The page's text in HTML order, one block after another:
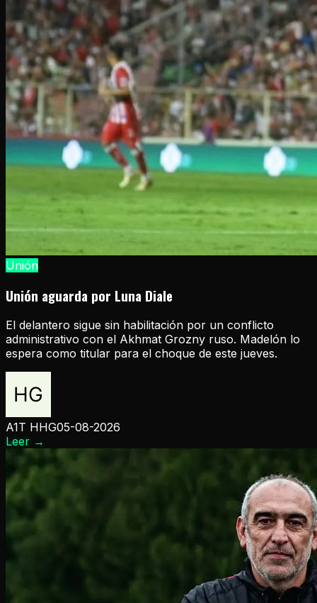
Unión
Unión aguarda por Luna Diale
El delantero sigue sin habilitación por un conflicto
administrativo con el Akhmat Grozny ruso. Madelón lo
espera como titular para el choque de este jueves.
A1T HHG05-08-2026
Leer →